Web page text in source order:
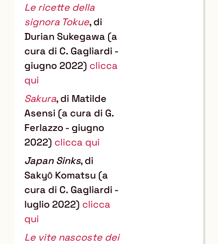
Le ricette della
signora Tokue, di
Durian Sukegawa (a
cura di C. Gagliardi -
giugno 2022) clicca
qui
Sakura, di Matilde
Asensi (a cura di G.
Ferlazzo - giugno
2022) clicca qui
Japan Sinks, di
Sakyō Komatsu (a
cura di C. Gagliardi -
luglio 2022) clicca
qui
Le vite nascoste dei